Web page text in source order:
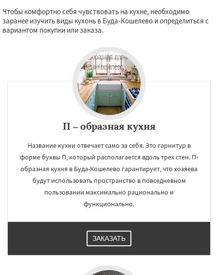
Чтобы комфортно себя чувствовать на кухне, необходимо
заранее изучить виды кухонь в Буда-Кошелево и определиться с
вариантом покупки или заказа.
П – образная кухня
Название кухни отвечает само за себя. Это гарнитур в
форме буквы П, который располагается вдоль трех стен. П-
образная кухня в Буда-Кошелево гарантирует, что хозяева
будут использовать пространство в повседневном
пользовании максимально рационально и
функционально.
ЗАКАЗАТЬ